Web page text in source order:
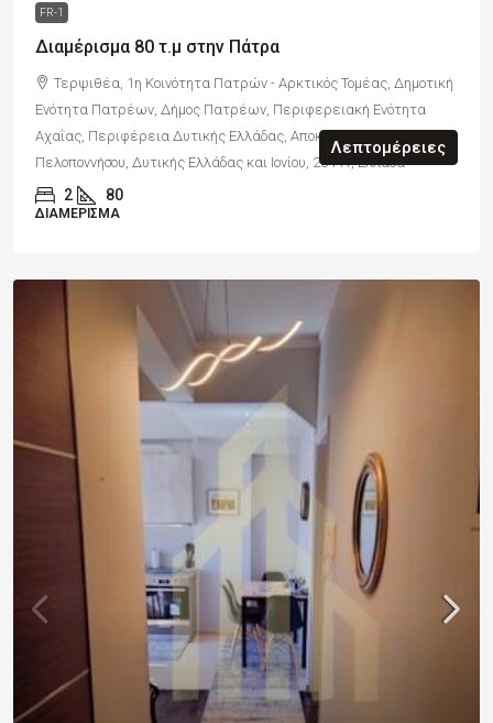
FR-1
Διαμέρισμα 80 τ.μ στην Πάτρα
Τερψιθέα, 1η Κοινότητα Πατρών - Αρκτικός Τομέας, Δημοτική
Ενότητα Πατρέων, Δήμος Πατρέων, Περιφερειακή Ενότητα
Αχαΐας, Περιφέρεια Δυτικής Ελλάδας, Αποκεντρωμένη Διοίκηση
Πελοποννήσου, Δυτικής Ελλάδας και Ιονίου, 26441, Ελλάδα
2 80
ΔΙΑΜΈΡΙΣΜΑ
Λεπτομέρειες